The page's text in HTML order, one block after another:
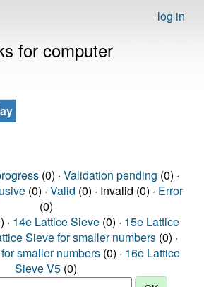
log in
for computer
(0) · Validation pending (0) ·
(0) · Valid (0) · Invalid (0) · Error
(0)
· 14e Lattice Sieve (0) · 15e Lattice
Sieve for smaller numbers (0) ·
smaller numbers (0) · 16e Lattice
Sieve V5 (0)